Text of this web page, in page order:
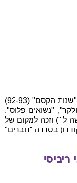
מוכר במיוחד מתפקידיו בטלויזיה: בסדרה "שנות הקסם" (92-93)
ב"איש משטרה", "®¹°¤", "וולקר", "נשואים פלוס".
לי") וזכה למקום של
בסדרה "חברים"
ריביסי